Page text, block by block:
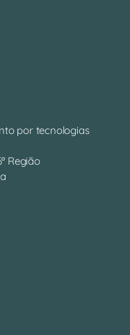
por tecnologias
Região